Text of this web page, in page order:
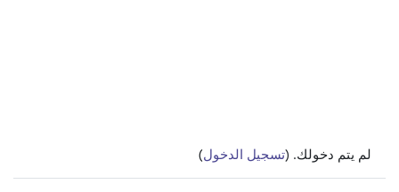
لم يتم دخولك. (تسجيل الدخول)